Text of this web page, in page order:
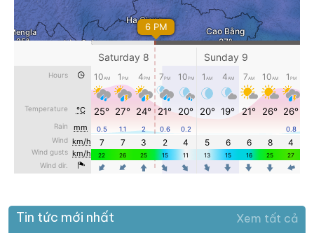
Tin tức mới nhất Xem tất cả